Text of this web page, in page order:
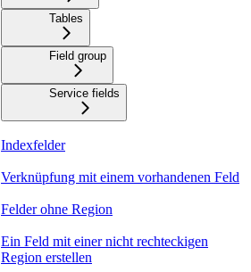
Tables
Field group
Service fields
Indexfelder
Verknüpfung mit einem vorhandenen Feld
Felder ohne Region
Ein Feld mit einer nicht rechteckigen
Region erstellen